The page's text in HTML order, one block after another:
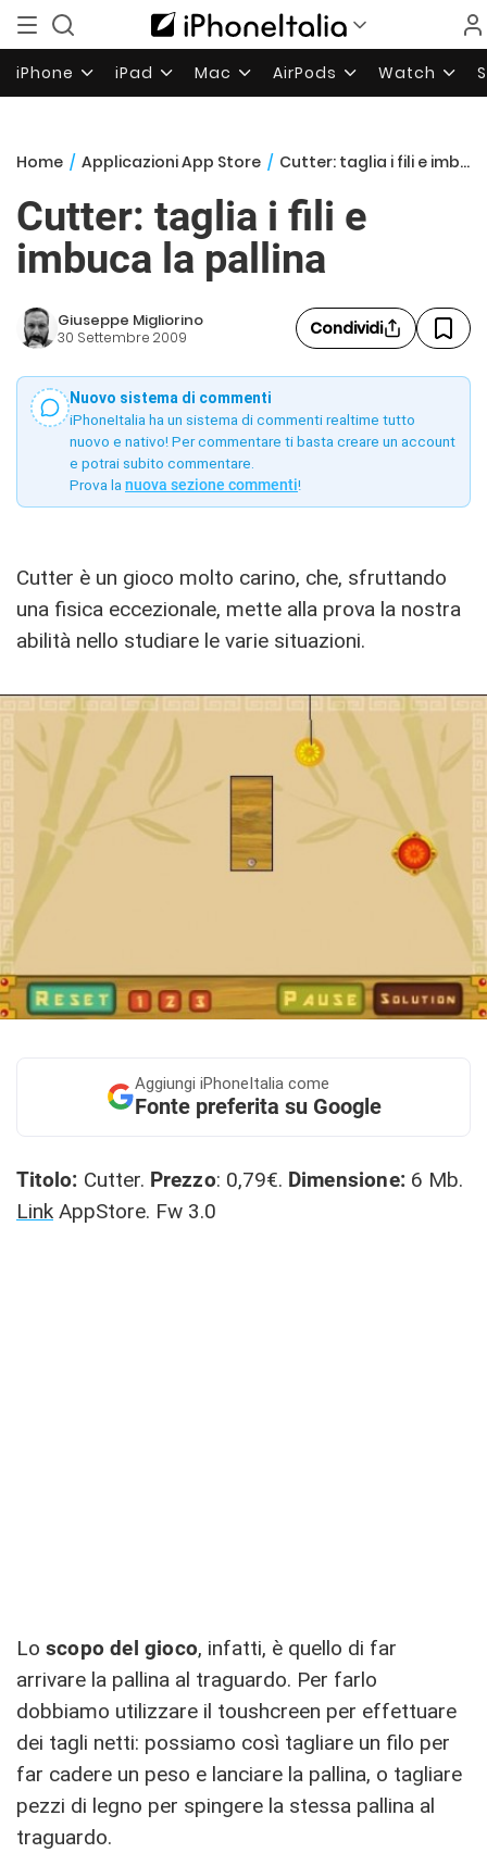
iPhone iPad Mac AirPods Watch
Home / Applicazioni App Store / Cutter: taglia i fili e imbuca la pallina
Cutter: taglia i fili e
imbuca la pallina
Giuseppe Migliorino
30 Settembre 2009 Condividi
Nuovo sistema di commenti
iPhoneItalia ha un sistema di commenti realtime tutto
nuovo e nativo! Per commentare ti basta creare un account
e potrai subito commentare.
Prova la nuova sezione commenti!
Cutter è un gioco molto carino, che, sfruttando
una fisica eccezionale, mette alla prova la nostra
abilità nello studiare le varie situazioni.
Aggiungi iPhoneItalia come
Fonte preferita su Google
Titolo: Cutter. Prezzo: 0,79€. Dimensione: 6 Mb.
Link AppStore. Fw 3.0
Lo scopo del gioco, infatti, è quello di far
arrivare la pallina al traguardo. Per farlo
dobbiamo utilizzare il toushcreen per effettuare
dei tagli netti: possiamo così tagliare un filo per
far cadere un peso e lanciare la pallina, o tagliare
pezzi di legno per spingere la stessa pallina al
traguardo.